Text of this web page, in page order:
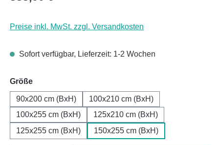
Preise inkl. MwSt. zzgl. Versandkosten
Sofort verfügbar, Lieferzeit: 1-2 Wochen
Größeauswählen
90x200 cm (BxH)
100x210 cm (BxH)
100x255 cm (BxH)
125x210 cm (BxH)
125x255 cm (BxH)
150x255 cm (BxH)